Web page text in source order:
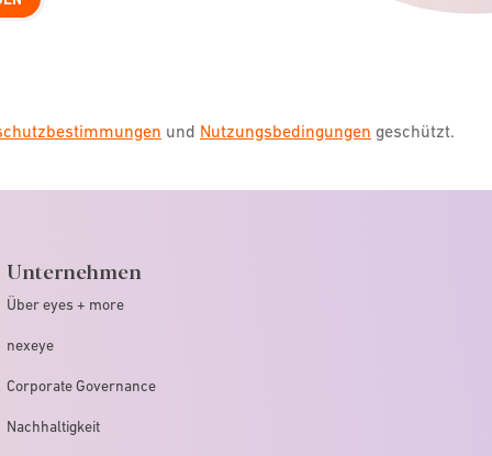
und Nutzungsbedingungen geschützt.
Unternehmen
Über eyes + more
nexeye
Corporate Governance
Nachhaltigkeit